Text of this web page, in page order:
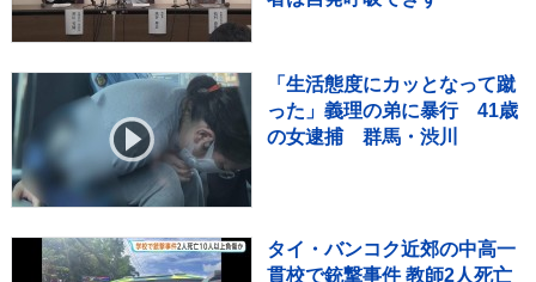
「生活態度にカッとなって蹴
った」義理の弟に暴行 41歳
の女逮捕 群馬・渋川
タイ・バンコク近郊の中高一
貫校で銃撃事件 教師2人死亡